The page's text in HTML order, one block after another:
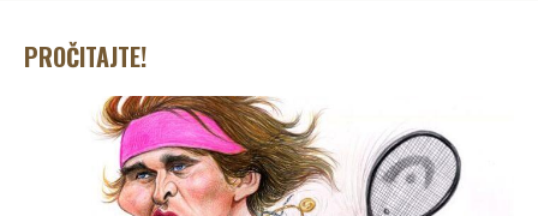
PROČITAJTE!